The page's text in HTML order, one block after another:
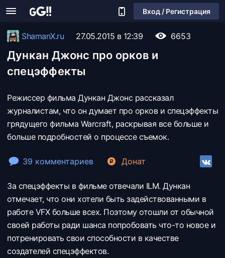
Вход / Регистрация
ShamanX.ru 27.05.2015 в 12:39 6653
Дункан Джонс про орков и
спецэффекты
Режиссер фильма Дункан Джонс рассказал
журналистам, что он думает про орков и спецэффекты
грядущего фильма Warcraft, раскрывая все больше и
больше подробностей о процессе съемок.
39 комментариев Донат
За спецэффекты в фильме отвечали ILM. Дункан
отмечает, что они хотели быть задействованными в
работе VFX больше всех. Поэтому отошли от обычной
своей работы ради шанса попробовать что-то новое и
потренировать свои способности в качестве
создателей спецэффектов.